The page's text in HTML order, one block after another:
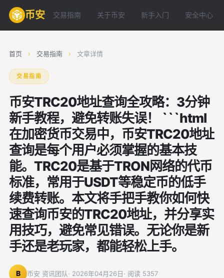
币安 交易指南 关于币安 新手入门 安全中心
首页 › 交易指南 › 文章详情
交易指南
币安TRC20地址查询全攻略：3分钟
新手教程，避免转账失误！ ```html
在加密货币交易中，币安TRC20地址
查询是每个用户必须掌握的基本技
能。TRC20是基于TRON网络的代币
标准，常用于USDT等稳定币的低手
续费转账。本文将手把手教你如何快
速查询币安的TRC20地址，并分享实
用技巧，避免常见错误。无论你是新
手还是老玩家，都能轻松上手。
B 币安 资讯团队· 2026年04月26日· 阅读 5357